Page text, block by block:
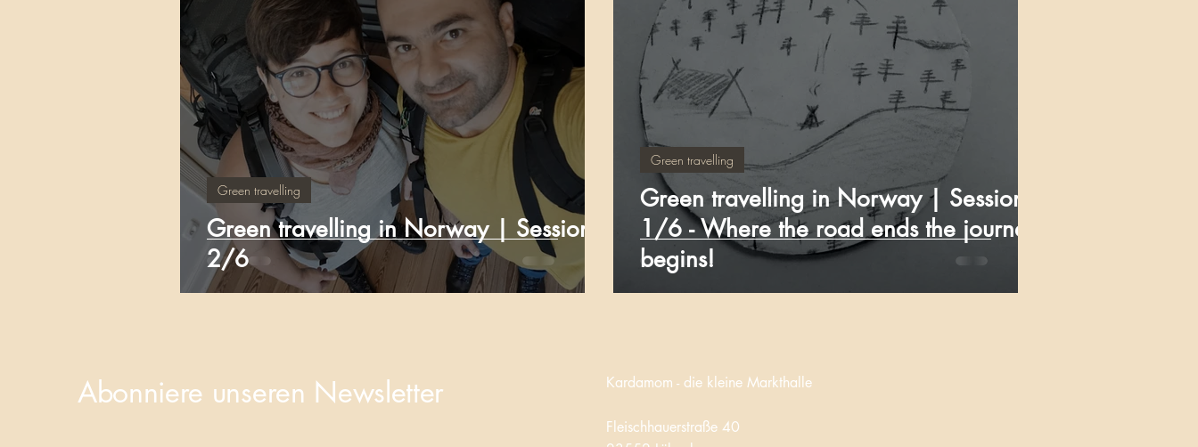
Green travelling in Norway | Session
2/6
Green travelling
Green travelling in Norway | Session
1/6 - Where the road ends the journey
begins!
Green travelling
Abonniere unseren Newsletter Kardamom - die kleine Markthalle
Fleischhauerstraße 40